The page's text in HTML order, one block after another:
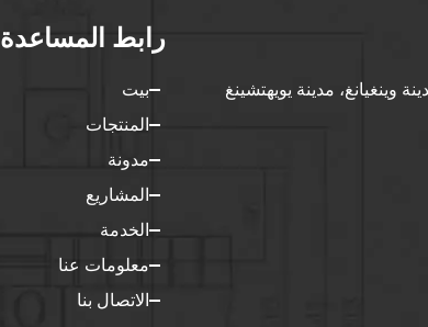
رابط المساعدة
بيت
المنتجات
مدونة
المشاريع
الخدمة
معلومات عنا
الاتصال بنا
طريق بونان 5، مدينة وينغيانغ، مدينة يويهتشينغ